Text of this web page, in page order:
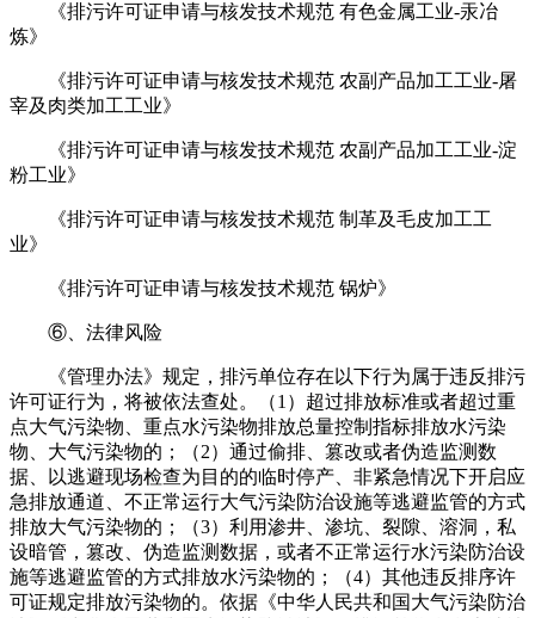
《排污许可证申请与核发技术规范 有色金属工业-汞冶
炼》
《排污许可证申请与核发技术规范 农副产品加工工业-屠
宰及肉类加工工业》
《排污许可证申请与核发技术规范 农副产品加工工业-淀
粉工业》
《排污许可证申请与核发技术规范 制革及毛皮加工工
业》
《排污许可证申请与核发技术规范 锅炉》
⑥、法律风险
《管理办法》规定，排污单位存在以下行为属于违反排污
许可证行为，将被依法查处。（1）超过排放标准或者超过重
点大气污染物、重点水污染物排放总量控制指标排放水污染
物、大气污染物的；（2）通过偷排、篡改或者伪造监测数
据、以逃避现场检查为目的的临时停产、非紧急情况下开启应
急排放通道、不正常运行大气污染防治设施等逃避监管的方式
排放大气污染物的；（3）利用渗井、渗坑、裂隙、溶洞，私
设暗管，篡改、伪造监测数据，或者不正常运行水污染防治设
施等逃避监管的方式排放水污染物的；（4）其他违反排序许
可证规定排放污染物的。依据《中华人民共和国大气污染防治